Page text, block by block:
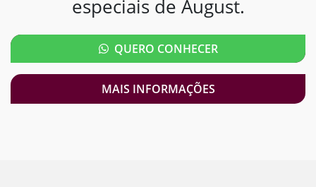
especiais de August.
QUERO CONHECER
MAIS INFORMAÇÕES